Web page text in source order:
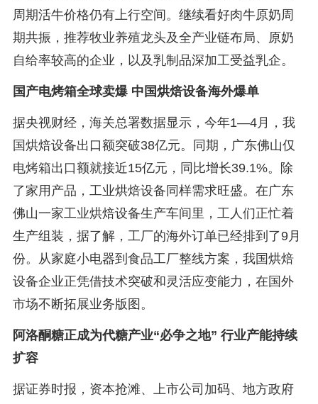
周期活牛价格仍有上行空间。继续看好肉牛原奶周
期共振，推荐牧业养殖龙头及全产业链布局、原奶
自给率较高的企业，以及乳制品深加工受益乳企。
国产电烤箱全球卖爆 中国烘焙设备海外爆单
据央视财经，海关总署数据显示，今年1—4月，我
国烘焙设备出口额突破38亿元。同期，广东佛山仅
电烤箱出口额就接近15亿元，同比增长39.1%。除
了家用产品，工业烘焙设备同样需求旺盛。在广东
佛山一家工业烘焙设备生产车间里，工人们正忙着
生产组装，据了解，工厂的海外订单已经排到了9月
份。从家庭小电器到食品工厂整线方案，我国烘焙
设备企业正凭借技术突破和灵活应变能力，在国外
市场不断拓展业务版图。
阿洛酮糖正成为代糖产业“必争之地” 行业产能持续
扩容
据证券时报，资本抢滩、上市公司加码、地方政府